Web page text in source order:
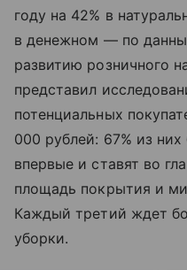
году на 42% в
в денежном — по
развитию розничного
представил
потенциальных
000 рублей: 67% из
впервые и ставят во
площадь покрытия и
Каждый третий ждет
уборки.